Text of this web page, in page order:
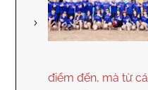
điểm đến, mà từ